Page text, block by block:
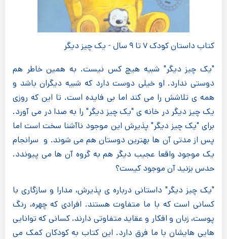
کتاب داستان کودک ۷ تا ۹ سال - یک چیز دیگر
"یک چیز دیگر" شبیه هیچ کس نیست. به همین خاطر هم
دوستی ندارد. او خیلی دوست دارد که شبیه دیگران باشد و
همه ی تلاشش را می کند اما بی فایده است. تا این که روزی
یک چیز دیگر در خانه ی "یک چیز دیگر" را به صدا در می آورد.
برای "یک چیز دیگر" پذیرش این موجود ناآشنا سخت است اما
پس از مدتی آن ها بهترین دوستان هم می شوند. و سرانجام
یک موجود واقعا عجیب دیگر هم به گروه آن ها می پیوندد.
حدس بزنید آن موجود کیست؟
"یک چیز دیگر" داستانی درباره ی پذیرش، مدارا و سازگاری با
کسانی است که با ما متفاوت هستند. افرادی که چهره، رنگ
پوست، زبان و افکار و عقاید متفاوتی دارند. کسانی که توانایی
هایی هایشان با ما فرق دارد. این کتاب به کودکان کمک می